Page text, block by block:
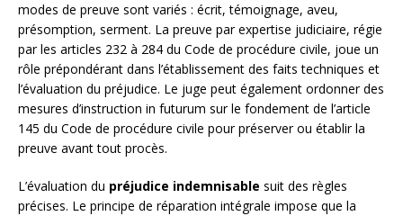
modes de preuve sont variés : écrit, témoignage, aveu,
présomption, serment. La preuve par expertise judiciaire, régie
par les articles 232 à 284 du Code de procédure civile, joue un
rôle prépondérant dans l’établissement des faits techniques et
l’évaluation du préjudice. Le juge peut également ordonner des
mesures d’instruction in futurum sur le fondement de l’article
145 du Code de procédure civile pour préserver ou établir la
preuve avant tout procès.
L’évaluation du préjudice indemnisable suit des règles
précises. Le principe de réparation intégrale impose que la